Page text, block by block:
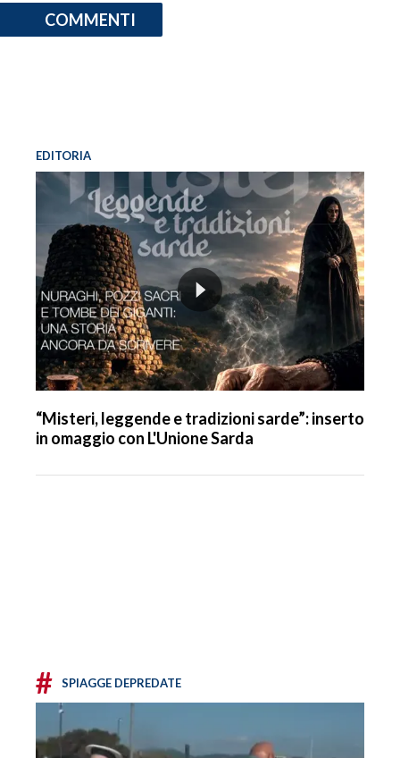
COMMENTI
EDITORIA
“Misteri, leggende e tradizioni sarde”: inserto
in omaggio con L'Unione Sarda
# SPIAGGE DEPREDATE